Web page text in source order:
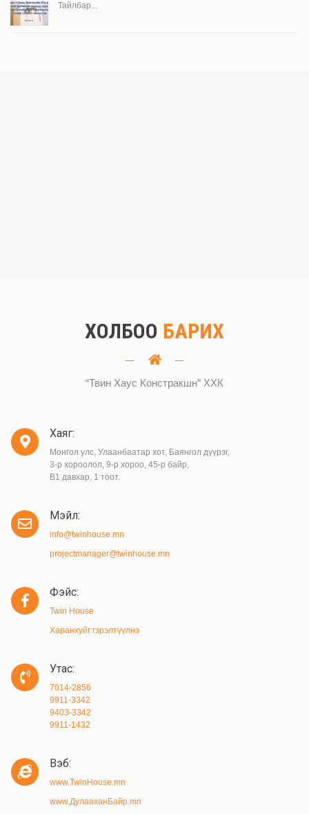
Тайлбар...
ХОЛБОО БАРИХ
“Твин Хаус Констракшн” ХХК
Хаяг:
Монгол улс, Улаанбаатар хот, Баянгол дүүрэг,
3-р хороолол, 9-р хороо, 45-р байр,
B1 давхар, 1 тоот.
Мэйл:
info@twinhouse.mn
projectmanager@twinhouse.mn
Фэйс:
Twin House
Харанхуйг гэрэлтүүлнэ
Утас:
7014-2856
9911-3342
9403-3342
9911-1432
Вэб:
www.TwinHouse.mn
www.ДулааханБайр.mn